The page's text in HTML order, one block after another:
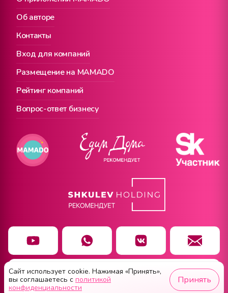
Вход для компаний
Размещение на MAMADO
Об авторе
Рейтинг компаний
Контакты
Вопрос-ответ бизнесу
Чат заботы
Сайт использует cookie. Нажимая «Принять»,
вы соглашаетесь с политикой
конфиденциальности
Принять